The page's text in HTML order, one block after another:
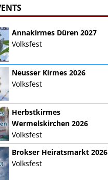
Annakirmes Düren 2027
Volksfest
Neusser Kirmes 2026
Volksfest
Herbstkirmes
Wermelskirchen 2026
Volksfest
Brokser Heiratsmarkt 2026
Volksfest